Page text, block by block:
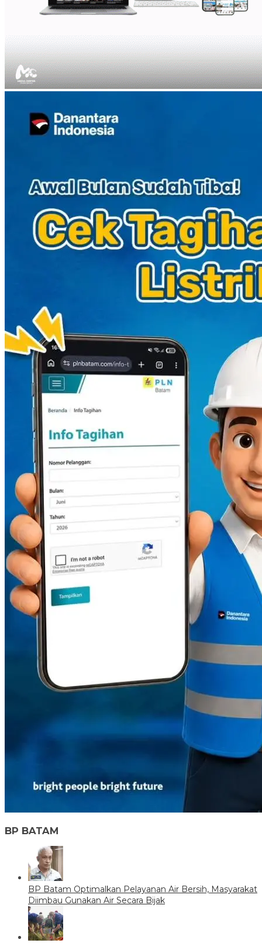
BP BATAM
BP Batam Optimalkan Pelayanan Air Bersih, Masyarakat
Diimbau Gunakan Air Secara Bijak